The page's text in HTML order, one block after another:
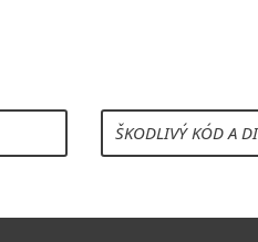
ŠKODLIVÝ KÓD A